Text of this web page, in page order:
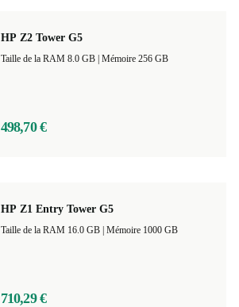
HP Z2 Tower G5
Mémoire 256 GB
498,70 €
HP Z1 Entry Tower G5
Mémoire 1000 GB
710,29 €